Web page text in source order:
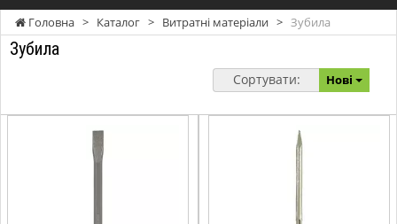
Головна > Каталог > Витратні матеріали > Зубила
Зубила
Сортувати: Нові